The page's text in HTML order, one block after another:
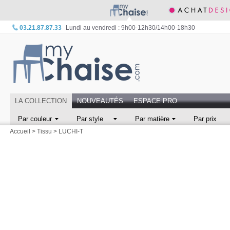
03.21.87.87.33 Lundi au vendredi : 9h00-12h30/14h00-18h30
LA COLLECTION NOUVEAUTÉS ESPACE PRO
Par couleur Par style Par matière Par prix
Accueil > Tissu > LUCHI-T